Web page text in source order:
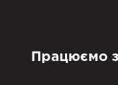
Працюємо